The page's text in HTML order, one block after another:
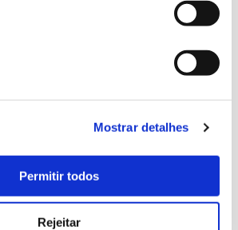
Mostrar detalhes
Permitir todos
Rejeitar
SOBRE O PARQUE E PALÁCIO DE
MONSERRATE